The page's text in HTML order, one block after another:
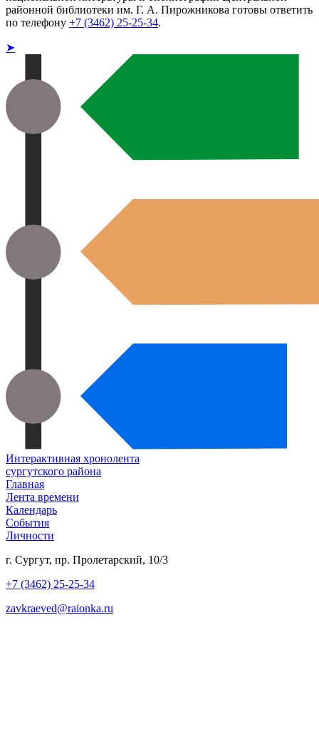
районной библиотеки им. Г. А. Пирожникова готовы ответить
по телефону +7 (3462) 25-25-34.
➤
Интерактивная хронолента
сургутского района
Главная
Лента времени
Календарь
События
Личности
г. Сургут, пр. Пролетарский, 10/3
+7 (3462) 25-25-34
zavkraeved@raionka.ru